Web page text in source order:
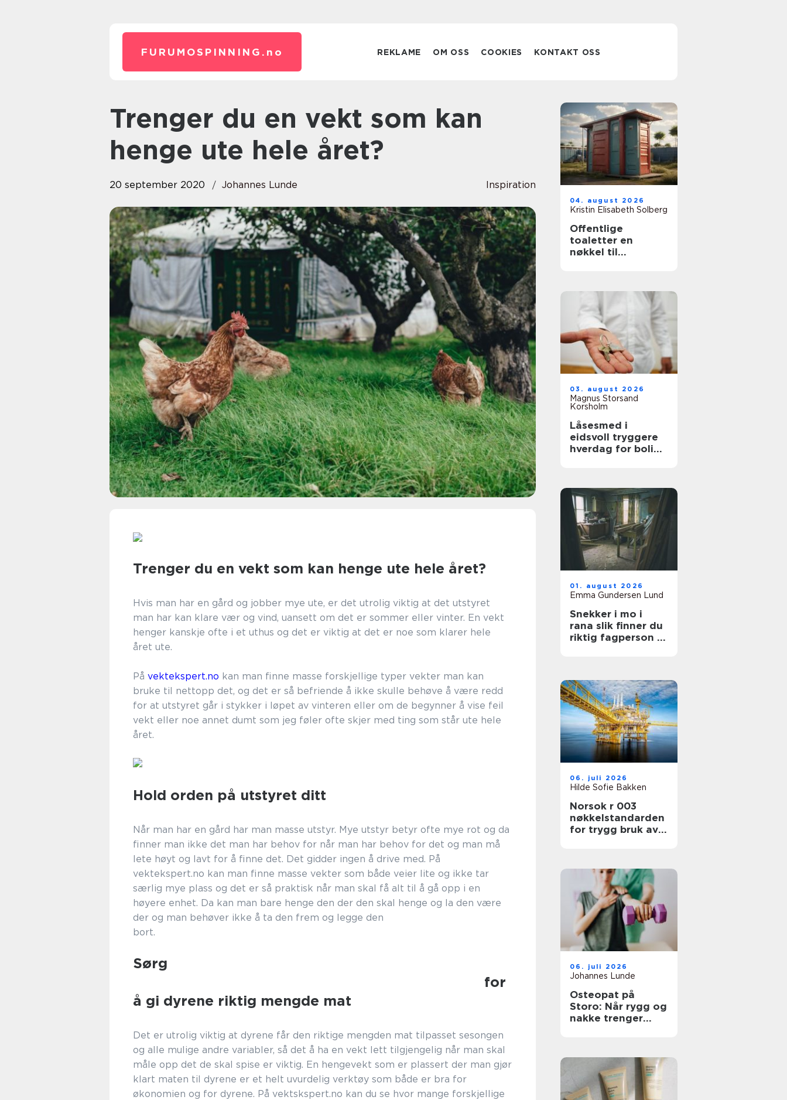
FURUMOSPINNING. no REKLAME OM OSS COOKIES KONTAKT OSS
Trenger du en vekt som kan
henge ute hele året?
20 september 2020 Johannes Lunde Inspiration
Trenger du en vekt som kan henge ute hele året?
Hvis man har en gård og jobber mye ute, er det utrolig viktig at det utstyret
man har kan klare vær og vind, uansett om det er sommer eller vinter. En vekt
henger kanskje ofte i et uthus og det er viktig at det er noe som klarer hele
året ute.
På vektekspert.no kan man finne masse forskjellige typer vekter man kan
bruke til nettopp det, og det er så befriende å ikke skulle behøve å være redd
for at utstyret går i stykker i løpet av vinteren eller om de begynner å vise feil
vekt eller noe annet dumt som jeg føler ofte skjer med ting som står ute hele
året.
Hold orden på utstyret ditt
Når man har en gård har man masse utstyr. Mye utstyr betyr ofte mye rot og da
finner man ikke det man har behov for når man har behov for det og man må
lete høyt og lavt for å finne det. Det gidder ingen å drive med. På
vektekspert.no kan man finne masse vekter som både veier lite og ikke tar
særlig mye plass og det er så praktisk når man skal få alt til å gå opp i en
høyere enhet. Da kan man bare henge den der den skal henge og la den være
der og man behøver ikke å ta den frem og legge den
bort.
Sørg
for
å gi dyrene riktig mengde mat
Det er utrolig viktig at dyrene får den riktige mengden mat tilpasset sesongen
og alle mulige andre variabler, så det å ha en vekt lett tilgjengelig når man skal
måle opp det de skal spise er viktig. En hengevekt som er plassert der man gjør
klart maten til dyrene er et helt uvurdelig verktøy som både er bra for
økonomien og for dyrene. På vektskspert.no kan du se hvor mange forskjellige
04. august 2026
Kristin Elisabeth Solberg
Offentlige
toaletter en
nøkkel til
03. august 2026
Magnus Storsand
Korsholm
Låsesmed i
eidsvoll tryggere
hverdag for bolig
01. august 2026
Emma Gundersen Lund
Snekker i mo i
rana slik finner du
riktig fagperson til
06. juli 2026
Hilde Sofie Bakken
Norsok r 003
nøkkelstandarden
for trygg bruk av
06. juli 2026
Johannes Lunde
Osteopat på
Storo: Når rygg og
nakke trenger